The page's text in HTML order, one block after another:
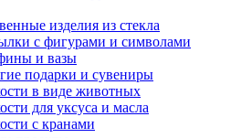
изделия из стекла
с фигурами и символами
и вазы
подарки и сувениры
в виде животных
для уксуса и масла
с кранами